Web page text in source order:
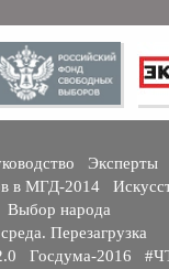
Эксперты
в МГД-2014
Выбор народа
Перезагрузка
Госдума-2016